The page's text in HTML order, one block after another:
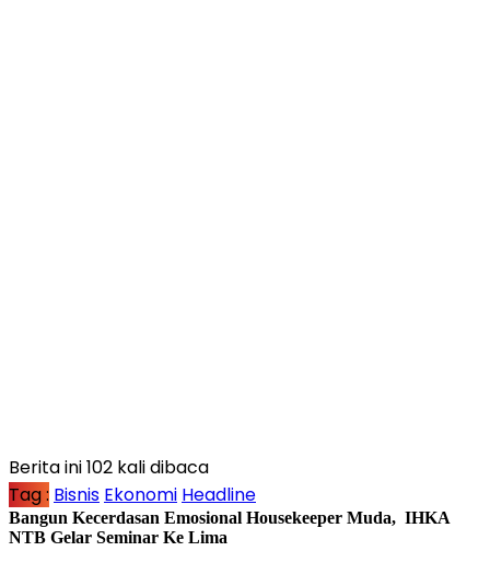
Berita ini 102 kali dibaca
Tag : Bisnis Ekonomi Headline
Bangun Kecerdasan Emosional Housekeeper Muda, IHKA
NTB Gelar Seminar Ke Lima